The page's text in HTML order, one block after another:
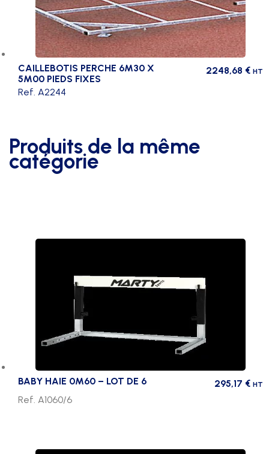
CAILLEBOTIS PERCHE 6M30 X
5M00 PIEDS FIXES
2248,68 € HT
Ref. A2244
Produits de la même
catégorie
BABY HAIE 0M60 – LOT DE 6 295,17 € HT
Ref. A1060/6